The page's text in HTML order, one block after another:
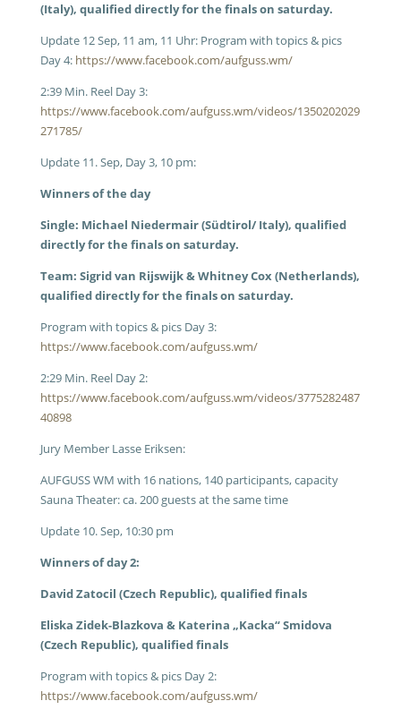
(Italy), qualified directly for the finals on saturday.
Update 12 Sep, 11 am, 11 Uhr: Program with topics & pics
Day 4: https://www.facebook.com/aufguss.wm/
2:39 Min. Reel Day 3:
https://www.facebook.com/aufguss.wm/videos/1350202029
271785/
Update 11. Sep, Day 3, 10 pm:
Winners of the day
Single: Michael Niedermair (Südtirol/ Italy), qualified
directly for the finals on saturday.
Team: Sigrid van Rijswijk & Whitney Cox (Netherlands),
qualified directly for the finals on saturday.
Program with topics & pics Day 3:
https://www.facebook.com/aufguss.wm/
2:29 Min. Reel Day 2:
https://www.facebook.com/aufguss.wm/videos/3775282487
40898
Jury Member Lasse Eriksen:
AUFGUSS WM with 16 nations, 140 participants, capacity
Sauna Theater: ca. 200 guests at the same time
Update 10. Sep, 10:30 pm
Winners of day 2:
David Zatocil (Czech Republic), qualified finals
Eliska Zidek-Blazkova & Katerina „Kacka“ Smidova
(Czech Republic), qualified finals
Program with topics & pics Day 2:
https://www.facebook.com/aufguss.wm/